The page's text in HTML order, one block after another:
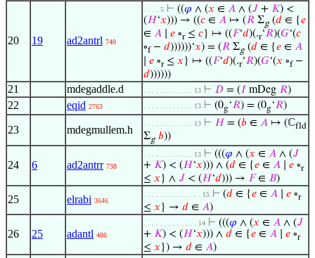
20 19 ad2antrl 740
. . . . 5 ⊢ ((𝜑 ∧ (𝑥 ∈ 𝐴 ∧ (𝐽 + 𝐾) <
(𝐻‘𝑥))) → ((𝑐 ∈ 𝐴 ↦ (𝑅 Σg(𝑑 ∈ {𝑒
∈ 𝐴 𝑒 ∘r≤ 𝑐} ↦ ((𝐹‘𝑑)(.r‘𝑅)(𝐺‘(𝑐
∘f− 𝑑))))))‘𝑥) = (𝑅 Σg(𝑑 ∈ {𝑒 ∈ 𝐴
𝑒 ∘r≤ 𝑥} ↦ ((𝐹‘𝑑)(.r‘𝑅)(𝐺‘(𝑥 ∘f−
𝑑))))))
21 mdegaddle.d . . . . . . . . . . . . 13 ⊢ 𝐷 = (𝐼 mDeg 𝑅)
22 eqid 2763 . . . . . . . . . . . . 13 ⊢ (0g‘𝑅) = (0g‘𝑅)
23 mdegmullem.h
. . . . . . . . . . . . 13 ⊢ 𝐻 = (𝑏 ∈ 𝐴 ↦ (ℂfld
Σg 𝑏))
24 6 ad2antrr 738
. . . . . . . . . . . . 13 ⊢ (((𝜑 ∧ (𝑥 ∈ 𝐴 ∧ (𝐽
+ 𝐾) < (𝐻‘𝑥))) ∧ (𝑑 ∈ {𝑒 ∈ 𝐴 𝑒 ∘r
≤ 𝑥 } ∧ 𝐽 < (𝐻‘𝑑))) → 𝐹∈ 𝐵)
25 elrabi 3646
. . . . . . . . . . . . . . 15 ⊢ (𝑑 ∈ {𝑒 ∈ 𝐴 𝑒 ∘r
≤ 𝑥 } → 𝑑 ∈ 𝐴)
26 25 adantl 486
. . . . . . . . . . . . . 14 ⊢ (((𝜑 ∧ (𝑥 ∈ 𝐴 ∧ (𝐽
+ 𝐾) < (𝐻‘𝑥))) ∧ 𝑑 ∈ {𝑒 ∈ 𝐴 𝑒 ∘r
≤ 𝑥 }) → 𝑑 ∈ 𝐴)